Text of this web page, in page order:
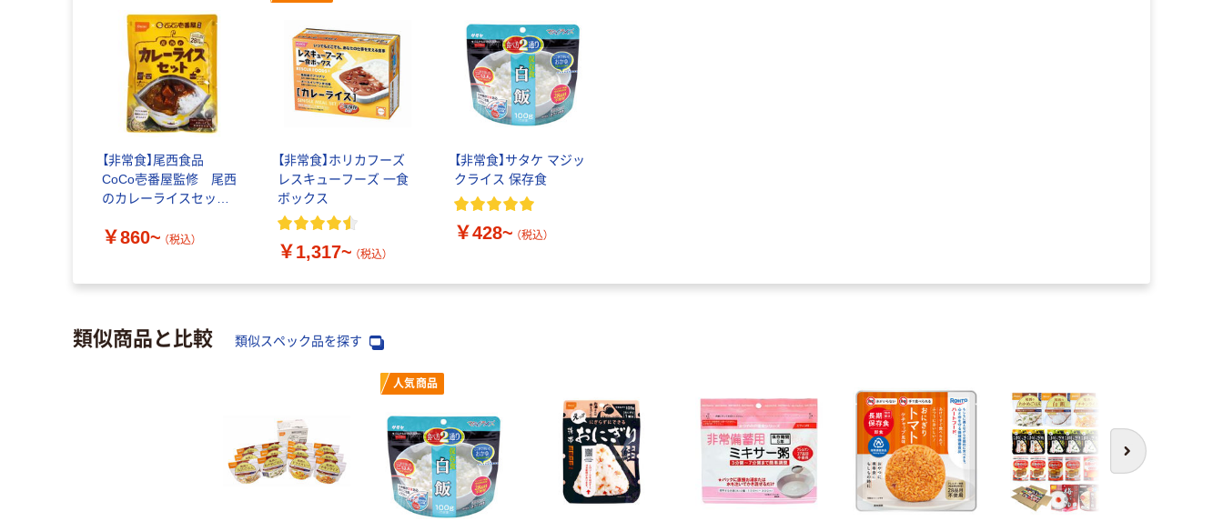
【非常食】尾西食品
CoCo壱番屋監修 尾西
のカレーライスセッ
￥860~ （税込）
【非常食】ホリカフーズ
レスキューフーズ 一食
ボックス
￥1,317~ （税込）
【非常食】サタケ マジッ
クライス 保存食
￥428~ （税込）
類似商品と比較 類似スペック品を探す
次へ
人気商品